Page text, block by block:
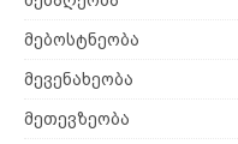
მებოსტნეობა
მევენახეობა
მეთევზეობა